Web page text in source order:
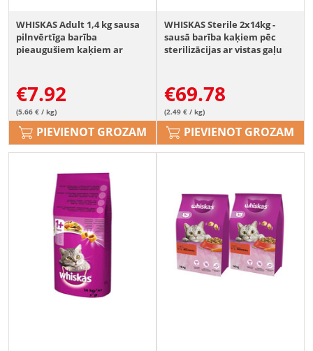
WHISKAS Adult 1,4 kg sausa
pilnvērtīga barība
pieaugušiem kaķiem ar
€7.92
(5.66 € / kg)
PIEVIENOT GROZAM
WHISKAS Sterile 2x14kg -
sausā barība kaķiem pēc
sterilizācijas ar vistas gaļu
€69.78
(2.49 € / kg)
PIEVIENOT GROZAM